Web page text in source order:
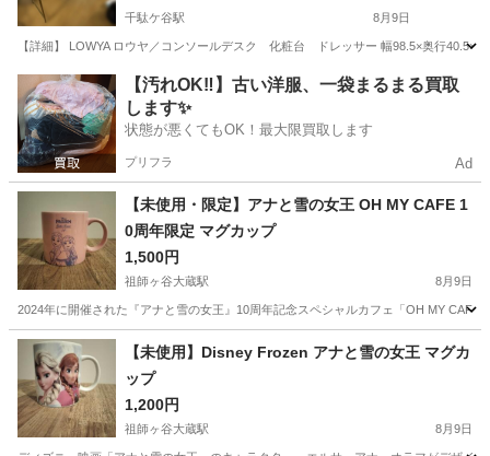
千駄ケ谷駅 8月9日
【詳細】 LOWYA ロウヤ／コンソールデスク 化粧台 ドレッサー 幅98.5×奥行40.5×
東京 新宿区 千駄ケ谷駅 家庭用品
【汚れOK‼️】古い洋服、一袋まるまる買取
します✨
状態が悪くてもOK！最大限買取します
プリフラ Ad
【未使用・限定】アナと雪の女王 OH MY CAFE 1
0周年限定 マグカップ
1,500円
祖師ヶ谷大蔵駅 8月9日
2024年に開催された『アナと雪の女王』10周年記念スペシャルカフェ「OH MY
東京 世田谷区 祖師ヶ谷大蔵駅
【未使用】Disney Frozen アナと雪の女王 マグカ
ップ
1,200円
祖師ヶ谷大蔵駅 8月9日